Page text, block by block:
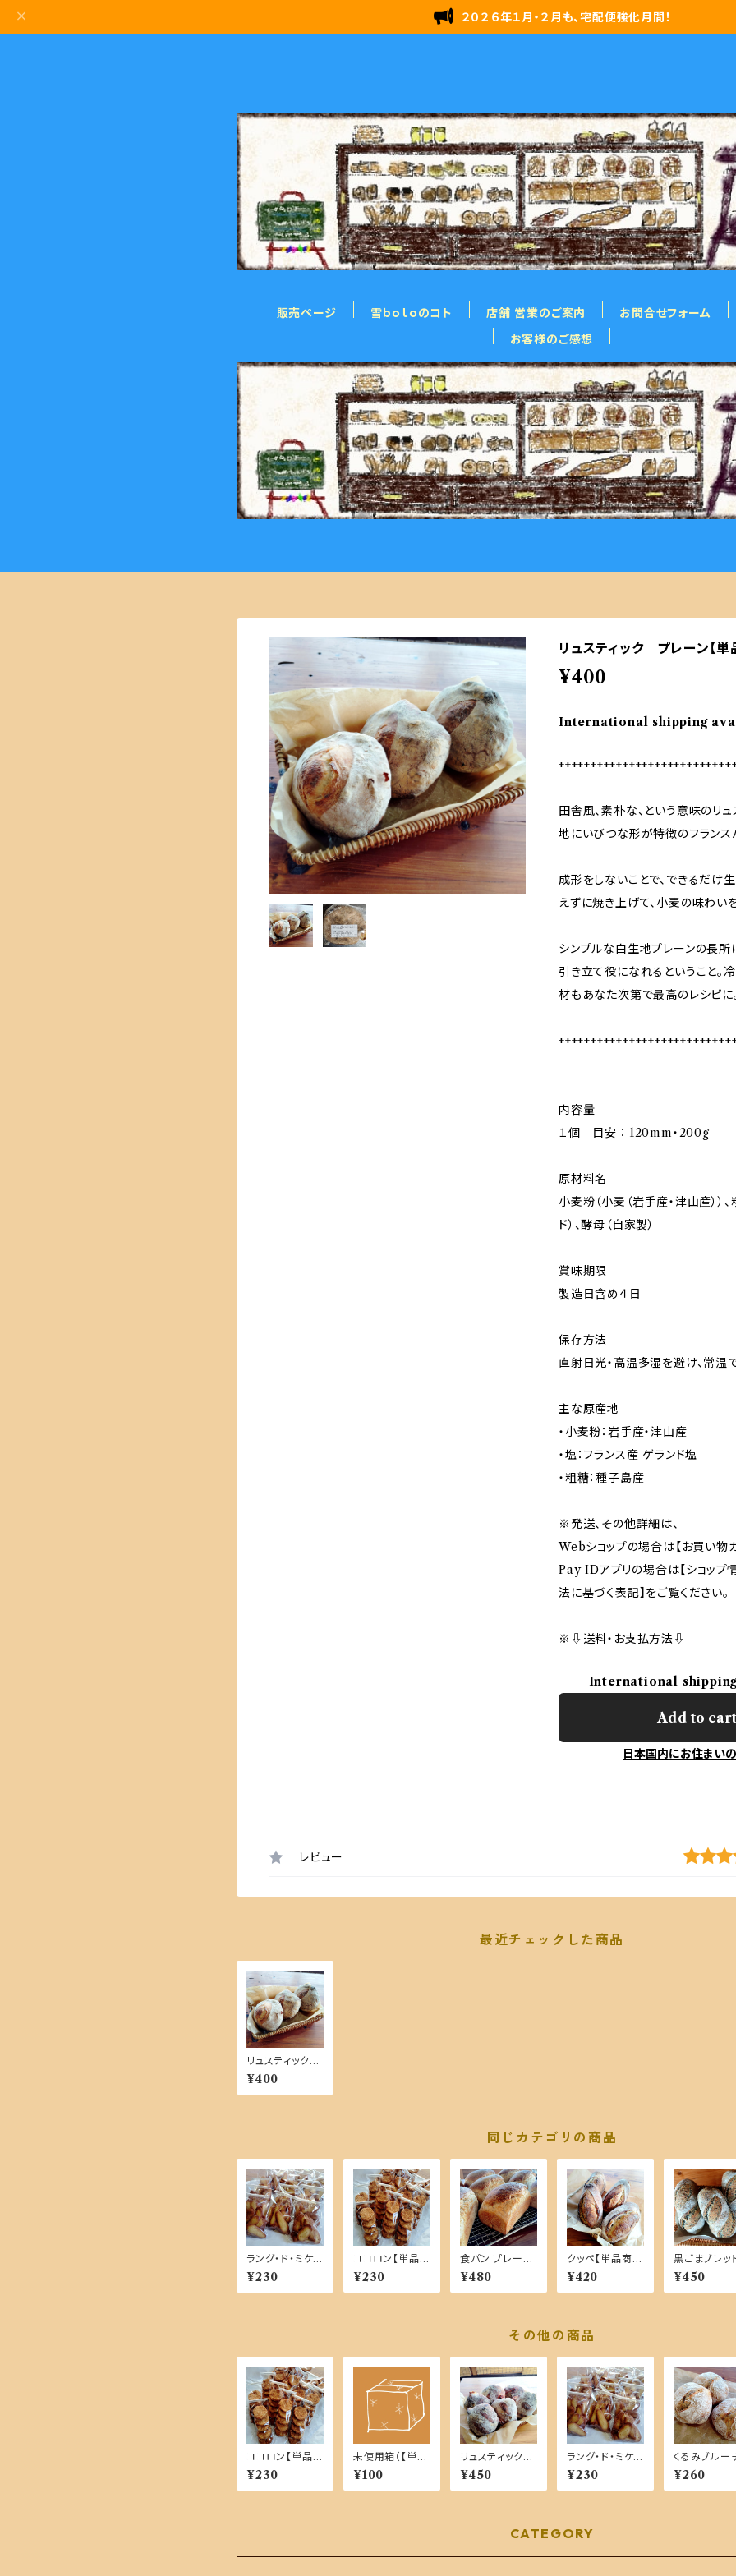
２０２６年１月・２月も、宅配便強化月間！
販売ページ 雪ｂｏｌｏのコト 店舗 営業のご案内
お問合せフォーム
お客様のご感想
リュスティック プレーン【単
¥400
International shipping
田舎風、素朴な、という意味のリュ
地にいびつな形が特徴のフランス
成形をしないことで、できるだけ
えずに焼き上げて、小麦の味わい
シンプルな白生地プレーンの長
引き立て役になれるということ。
材もあなた次第で最高のレシピに
内容量
１個 目安∶120mm・200g
原材料名
小麦粉（小麦（岩手産・津山産））
ド）、酵母（自家製）
賞味期限
製造日含め４日
保存方法
直射日光・高温多湿を避け、常温
主な原産地
・小麦粉：岩手産・津山産
・塩：フランス産 ゲランド塩
・粗糖：種子島産
※発送、その他詳細は、
Webショップの場合は【お買い物ガ
Pay IDアプリの場合は【ショップ
法に基づく表記】をご覧ください。
※⇩送料・お支払方法⇩
International
Add to cart
日本国内にお住まい
レビュー
最近チェックした商品
リュスティック
プレーン【単品商
品】
¥400
同じカテゴリの商品
ラング・ド・ミケ
【単品商品】
¥230
ココロン【単品商
品】
¥230
食パン プレーン
【単品商品】
¥480
クッペ【単品商
品】
¥420
黒ごまブレッ
【単品商品】
¥450
その他の商品
ココロン【単品商
品】
¥230
未使用箱（【単品
商品】ご購入時）
¥100
リュスティック
チーズ【単品商
品】
¥450
ラング・ド・ミケ
【単品商品】
¥230
くるみブルー
ーズ【単品商
¥260
CATEGORY